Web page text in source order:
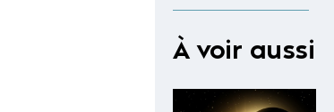
À voir aussi